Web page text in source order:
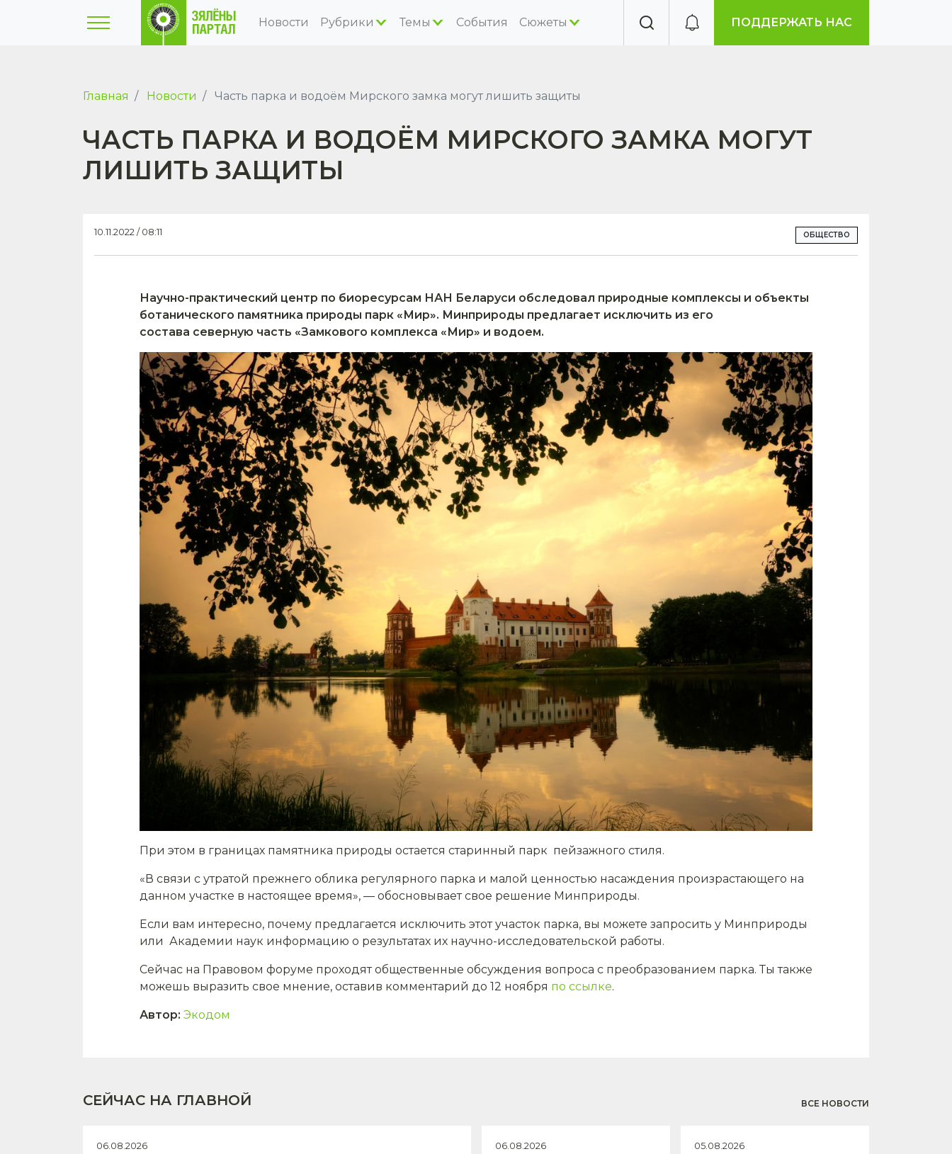
Новости Рубрики Темы События Сюжеты ПОДДЕРЖАТЬ НАС
Главная Новости Часть парка и водоём Мирского замка могут лишить защиты
ЧАСТЬ ПАРКА И ВОДОЁМ МИРСКОГО ЗАМКА МОГУТ
ЛИШИТЬ ЗАЩИТЫ
10.11.2022 / 08:11 ОБЩЕСТВО
Научно-практический центр по биоресурсам НАН Беларуси обследовал природные комплексы и объекты
ботанического памятника природы парк «Мир». Минприроды предлагает исключить из его
состава северную часть «Замкового комплекса «Мир» и водоем.
При этом в границах памятника природы остается старинный парк пейзажного стиля.
«В связи с утратой прежнего облика регулярного парка и малой ценностью насаждения произрастающего на
данном участке в настоящее время», — обосновывает свое решение Минприроды.
Если вам интересно, почему предлагается исключить этот участок парка, вы можете запросить у Минприроды
или Академии наук информацию о результатах их научно-исследовательской работы.
Сейчас на Правовом форуме проходят общественные обсуждения вопроса с преобразованием парка. Ты также
можешь выразить свое мнение, оставив комментарий до 12 ноября по ссылке.
Автор: Экодом
СЕЙЧАС НА ГЛАВНОЙ ВСЕ НОВОСТИ
06.08.2026 06.08.2026 05.08.2026